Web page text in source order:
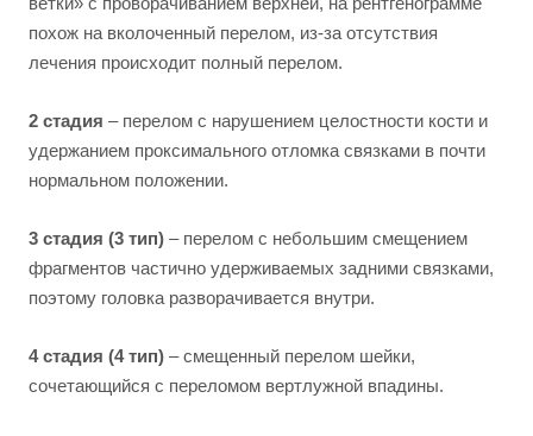
похож на вколоченный перелом, из-за отсутствия
лечения происходит полный перелом.
2 стадия – перелом с нарушением целостности кости и
удержанием проксимального отломка связками в почти
нормальном положении.
3 стадия (3 тип) – перелом с небольшим смещением
фрагментов частично удерживаемых задними связками,
поэтому головка разворачивается внутри.
4 стадия (4 тип) – смещенный перелом шейки,
сочетающийся с переломом вертлужной впадины.